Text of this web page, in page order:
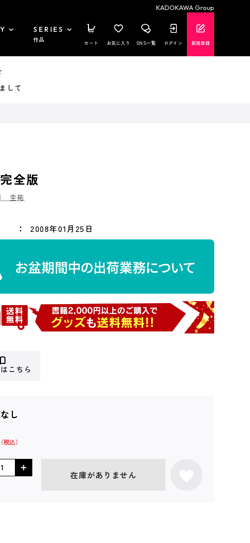
KADOKAWA Group
SERIES
作品 カート お気に入り SNS一覧 ログイン 新規登録
して
全版
圭祐
2008年01月25日
こちら
し
在庫がありません